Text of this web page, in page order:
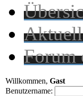
Forum
Willkommen, Gast
Benutzername: